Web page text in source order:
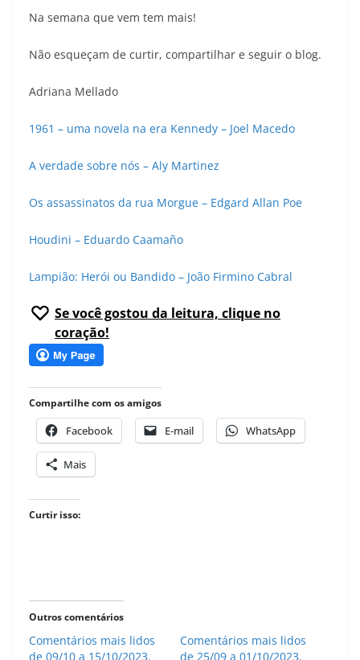
Na semana que vem tem mais!
Não esqueçam de curtir, compartilhar e seguir o blog.
Adriana Mellado
1961 – uma novela na era Kennedy – Joel Macedo
A verdade sobre nós – Aly Martinez
Os assassinatos da rua Morgue – Edgard Allan Poe
Houdini – Eduardo Caamaño
Lampião: Herói ou Bandido – João Firmino Cabral
Se você gostou da leitura, clique no
coração!
Compartilhe com os amigos
Facebook E-mail WhatsApp
Mais
Curtir isso:
Outros comentários
Comentários mais lidos
de 09/10 a 15/10/2023.
Comentários mais lidos
de 25/09 a 01/10/2023.